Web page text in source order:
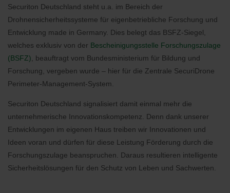
Securiton Deutschland steht u.a. im Bereich der
Drohnensicherheitssysteme für eigenbetriebliche Forschung und
Entwicklung made in Germany. Dies belegt das BSFZ-Siegel,
welches exklusiv von der Bescheinigungsstelle Forschungszulage
(BSFZ), beauftragt vom Bundesministerium für Bildung und
Forschung, vergeben wurde – hier für die Zentrale SecuriDrone
Perimeter-Management-System.
Securiton Deutschland signalisiert damit einmal mehr die
unternehmerische Innovationskompetenz. Denn dank unserer
Entwicklungen im eigenen Haus treiben wir Innovationen und
Ideen voran und dürfen für diese Leistung Förderung durch die
Forschungszulage beanspruchen. Daraus resultieren intelligente
Sicherheitslösungen für den Schutz von Leben und Sachwerten.